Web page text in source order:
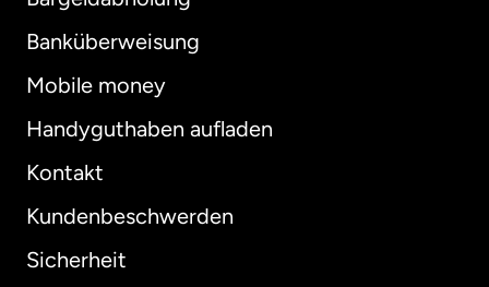
Banküberweisung
Mobile money
Handyguthaben aufladen
Kontakt
Kundenbeschwerden
Sicherheit